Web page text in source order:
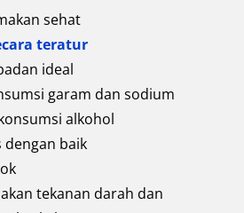
sehat
teratur
ideal
garam dan sodium
alkohol
dengan baik
tekanan darah dan